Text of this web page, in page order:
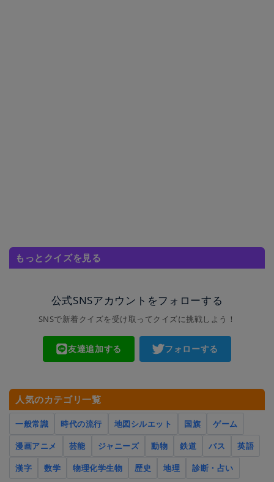
もっとクイズを見る
公式SNSアカウントをフォローする
SNSで新着クイズを受け取ってクイズに挑戦しよう！
友達追加する フォローする
人気のカテゴリ一覧
一般常識 時代の流行 地図シルエット 国旗
ゲーム
漫画アニメ
芸能 ジャニーズ 動物 鉄道 バス
英語
漢字
数学 物理化学生物 歴史 地理 診断・占い